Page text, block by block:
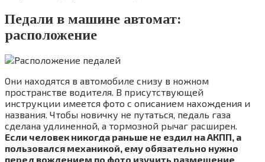
Педали в машине автомат:
расположение
Они находятся в автомобиле снизу в ножном
пространстве водителя. В присутствующей
инструкции имеется фото с описанием нахождения и
названия. Чтобы новичку не путаться, педаль газа
сделана удлиненной, а тормозной рычаг расширен.
Если человек никогда раньше не ездил на АКПП, а
пользовался механикой, ему обязательно нужно
перед вождением по фото изучить размещение